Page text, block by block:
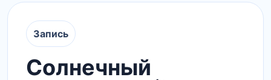
Запись
Солнечный